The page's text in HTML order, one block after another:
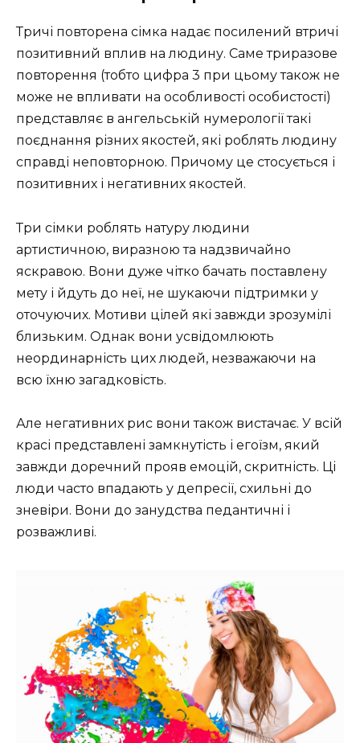
Тричі повторена сімка надає посилений втричі
позитивний вплив на людину. Саме триразове
повторення (тобто цифра 3 при цьому також не
може не впливати на особливості особистості)
представляє в ангельській нумерології такі
поєднання різних якостей, які роблять людину
справді неповторною. Причому це стосується і
позитивних і негативних якостей.
Три сімки роблять натуру людини
артистичною, виразною та надзвичайно
яскравою. Вони дуже чітко бачать поставлену
мету і йдуть до неї, не шукаючи підтримки у
оточуючих. Мотиви цілей які завжди зрозумілі
близьким. Однак вони усвідомлюють
неординарність цих людей, незважаючи на
всю їхню загадковість.
Але негативних рис вони також вистачає. У всій
красі представлені замкнутість і егоїзм, який
завжди доречний прояв емоцій, скритність. Ці
люди часто впадають у депресії, схильні до
зневіри. Вони до занудства педантичні і
розважливі.